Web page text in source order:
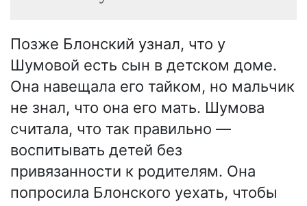
Позже Блонский узнал, что у
Шумовой есть сын в детском доме.
Она навещала его тайком, но мальчик
не знал, что она его мать. Шумова
считала, что так правильно —
воспитывать детей без
привязанности к родителям. Она
попросила Блонского уехать, чтобы